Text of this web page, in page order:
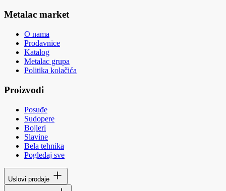
Metalac market
O nama
Prodavnice
Katalog
Metalac grupa
Politika kolačića
Proizvodi
Posuđe
Sudopere
Bojleri
Slavine
Bela tehnika
Pogledaj sve
Uslovi prodaje